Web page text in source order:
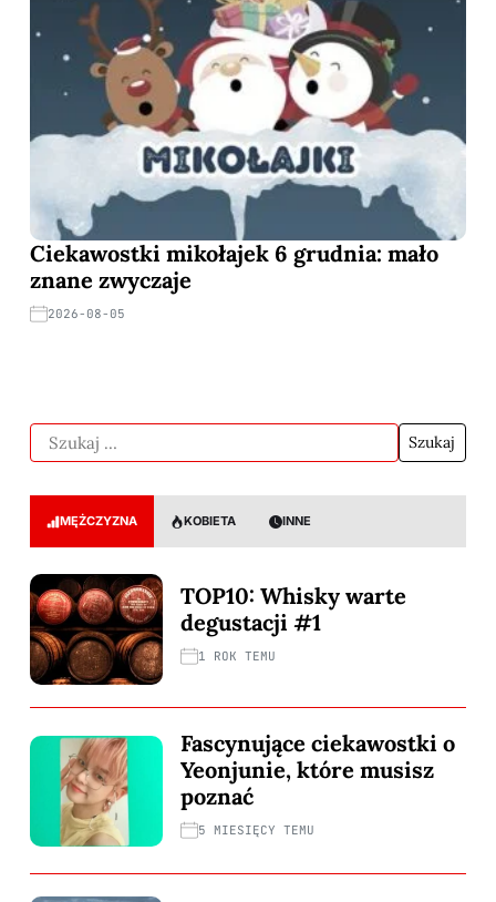
Ciekawostki mikołajek 6 grudnia: mało
znane zwyczaje
2026-08-05
MĘŻCZYZNA KOBIETA INNE
TOP10: Whisky warte
degustacji #1
1 ROK TEMU
Fascynujące ciekawostki o
Yeonjunie, które musisz
poznać
5 MIESIĘCY TEMU